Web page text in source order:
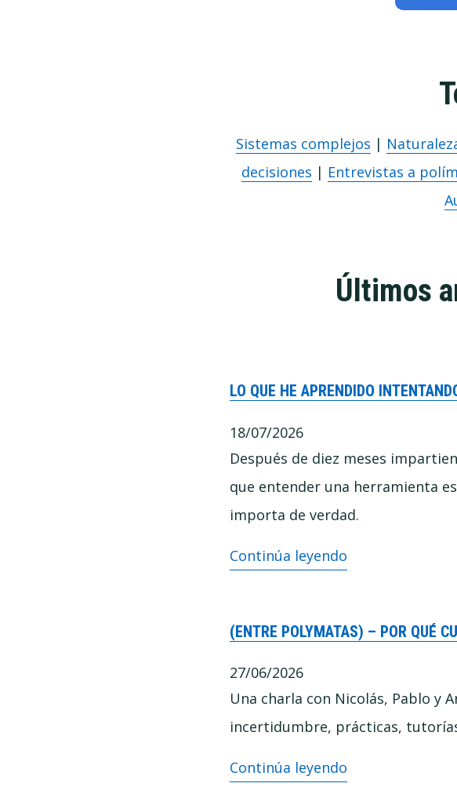
Sistemas complejos |
decisiones | Entrevistas a
Últimos
LO QUE HE APRENDIDO
18/07/2026
Después de diez meses
que entender una herramienta
importa de verdad.
Continúa leyendo
Lo
aprendido
intentando
enseñar
a
mejor
(ENTRE POLYMATAS) – POR QUÉ
27/06/2026
Una charla con Nicolás, Pablo y
incertidumbre, prácticas,
Continúa leyendo
(Entre